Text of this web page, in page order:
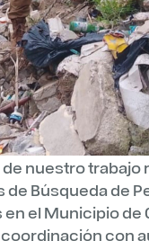
nuestro trabajo
de Búsqueda de
el Municipio de
con